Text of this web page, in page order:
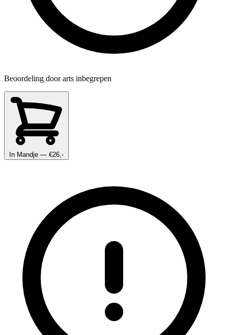
Beoordeling door arts inbegrepen
In Mandje — €26,-